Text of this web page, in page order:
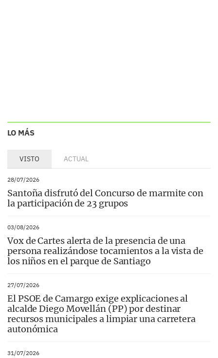
LO MÁS
VISTO ACTUAL
28/07/2026
Santoña disfrutó del Concurso de marmite con
la participación de 23 grupos
03/08/2026
Vox de Cartes alerta de la presencia de una
persona realizándose tocamientos a la vista de
los niños en el parque de Santiago
27/07/2026
El PSOE de Camargo exige explicaciones al
alcalde Diego Movellán (PP) por destinar
recursos municipales a limpiar una carretera
autonómica
31/07/2026